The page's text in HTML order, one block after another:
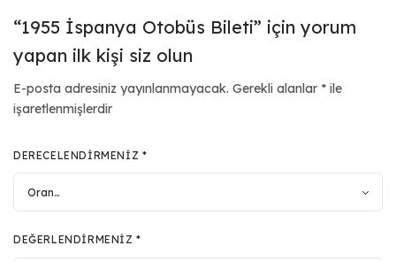
“1955 İspanya Otobüs Bileti” için yorum
yapan ilk kişi siz olun
E-posta adresiniz yayınlanmayacak. Gerekli alanlar * ile
işaretlenmişlerdir
DERECELENDIRMENIZ *
DEĞERLENDIRMENIZ*